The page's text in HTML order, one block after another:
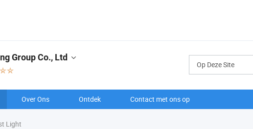
Op Deze Site
Group Co., Ltd
Over Ons Ontdek Contact met ons op
Light